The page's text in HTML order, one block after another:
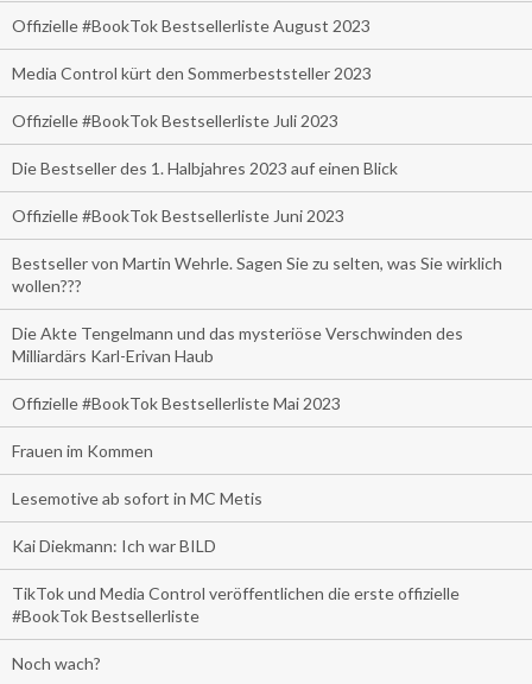
Offizielle #BookTok Bestsellerliste August 2023
Media Control kürt den Sommerbeststeller 2023
Offizielle #BookTok Bestsellerliste Juli 2023
Die Bestseller des 1. Halbjahres 2023 auf einen Blick
Offizielle #BookTok Bestsellerliste Juni 2023
Bestseller von Martin Wehrle. Sagen Sie zu selten, was Sie wirklich
wollen???
Die Akte Tengelmann und das mysteriöse Verschwinden des
Milliardärs Karl-Erivan Haub
Offizielle #BookTok Bestsellerliste Mai 2023
Frauen im Kommen
Lesemotive ab sofort in MC Metis
Kai Diekmann: Ich war BILD
TikTok und Media Control veröffentlichen die erste offizielle
#BookTok Bestsellerliste
Noch wach?